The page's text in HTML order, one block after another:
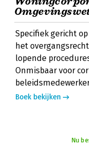
Specifiek gericht
het
lopende
Onmisbaar voor
Boek bekijken
Nu